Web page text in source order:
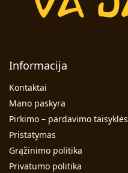
Informacija
Kontaktai
Mano paskyra
Pirkimo – pardavimo taisyklės
Pristatymas
Grąžinimo politika
Privatumo politika